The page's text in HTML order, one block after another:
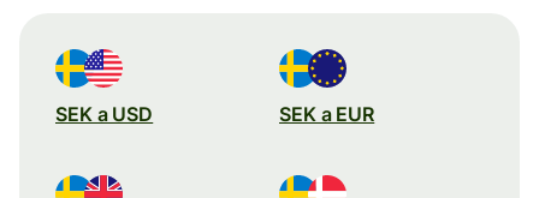
SEK a USD SEK a EUR